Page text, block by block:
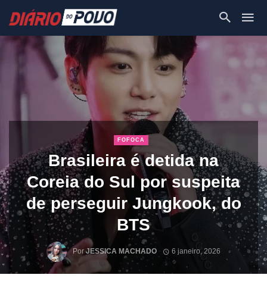
FOFOCA
Brasileira é detida na
Coreia do Sul por suspeita
de perseguir Jungkook, do
BTS
PorJESSICA MACHADO 6 janeiro, 2026